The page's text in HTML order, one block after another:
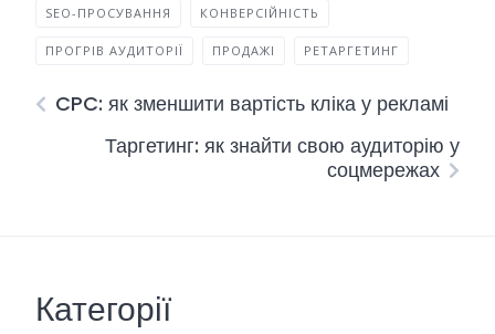
SEO-ПРОСУВАННЯ КОНВЕРСІЙНІСТЬ
ПРОГРІВ АУДИТОРІЇ ПРОДАЖІ РЕТАРГЕТИНГ
CPC: як зменшити вартість кліка у рекламі
Таргетинг: як знайти свою аудиторію у
соцмережах
Категорії